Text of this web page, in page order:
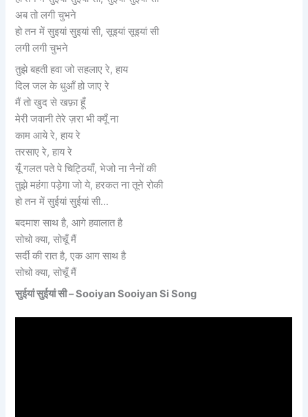
अब तो लगी चुभने
हो तन में सुइयां सुइयां सी, सूइयां सूइयां सी
लगी लगी चुभने
तुझे बहती हवा जो सहलाए रे, हाय
दिल जल के धुआँ हो जाए रे
मैं तो खुद से खफ़ा हूँ
मेरी जवानी तेरे ज़रा भी क्यूँ ना
काम आये रे, हाय रे
तरसाए रे, हाय रे
यूँ गलत पते पे चिट्ठियाँ, भेजो ना नैनों की
तुझे महंगा पड़ेगा जो ये, हरकत ना तूने रोकी
हो तन में सुईयां सुईयां सी…
बदमाश साथ है, आगे हवालात है
सोचो क्या, सोचूँ मैं
सर्दी की रात है, एक आग साथ है
सोचो क्या, सोचूँ मैं
सुईयां सुईयां सी – Sooiyan Sooiyan Si Song